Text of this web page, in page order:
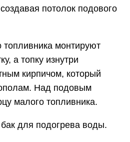
потолок подового
монтируют
а топку изнутри
кирпичом, который
Над подовым
малого топливника.
для подогрева воды.